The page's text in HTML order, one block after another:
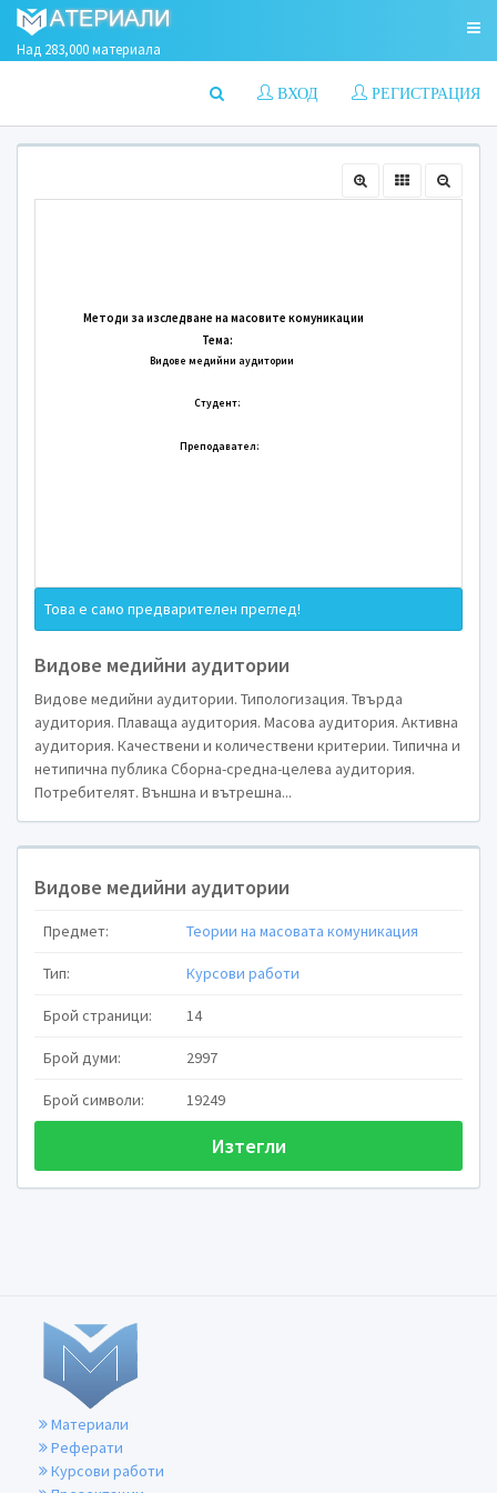
Над 283,000 материала
РЕГИСТРАЦИЯ
ВХОД
Методи за изследване на
Видове медийни
Това е само предварителен преглед!
Видове медийни аудитории
Видове медийни аудитории. Типологизация. Твърда
аудитория. Плаваща аудитория. Масова аудитория. Активна
аудитория. Качествени и количествени критерии. Типична и
нетипична публика Сборна-средна-целева аудитория.
Потребителят. Външна и вътрешна...
Видове медийни аудитории
Предмет: Теории на масовата комуникация
Тип: Курсови работи
Брой страници: 14
Брой думи: 2997
Брой символи: 19249
Изтегли
Материали
Реферати
Курсови работи